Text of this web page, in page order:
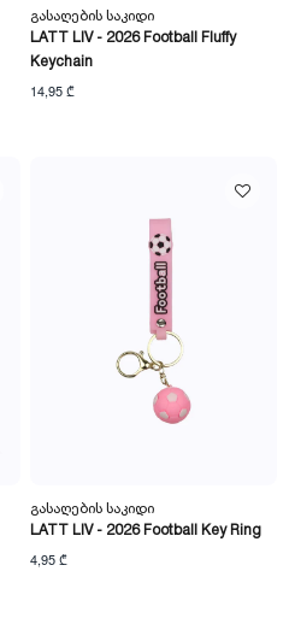
Გასაღების Საკიდი
LATT LIV - 2026 Football Fluffy
Keychain
14,95 ₾
Გასაღების Საკიდი
LATT LIV - 2026 Football Key Ring
4,95 ₾